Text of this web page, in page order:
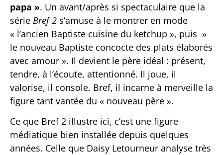
papa ». Un avant/après si spectaculaire que la
série Bref 2 s’amuse à le montrer en mode
« l’ancien Baptiste cuisine du ketchup », puis »
le nouveau Baptiste concocte des plats élaborés
avec amour ». Il devient le père idéal : présent,
tendre, à l’écoute, attentionné. Il joue, il
valorise, il console. Bref, il incarne à merveille la
figure tant vantée du « nouveau père ».
Ce que Bref 2 illustre ici, c’est une figure
médiatique bien installée depuis quelques
années. Celle que Daisy Letourneur analyse très